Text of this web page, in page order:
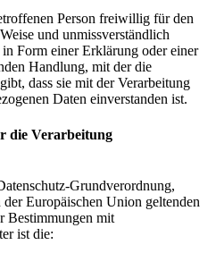
Person freiwillig für den
und unmissverständlich
Form einer Erklärung oder einer
Handlung, mit der die
dass sie mit der Verarbeitung
Daten einverstanden ist.
die Verarbeitung
Grundverordnung,
Europäischen Union geltenden
Bestimmungen mit
ist die: